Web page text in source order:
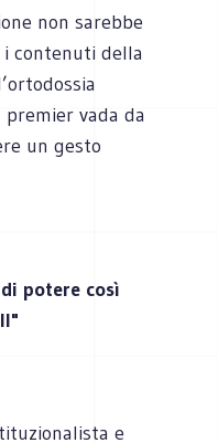
non sarebbe
contenuti della
vada da
un gesto
potere così
e